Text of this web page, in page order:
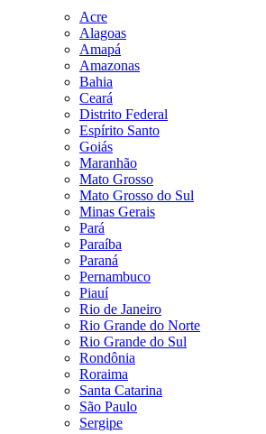
Acre
Alagoas
Amapá
Amazonas
Bahia
Ceará
Distrito Federal
Espírito Santo
Goiás
Maranhão
Mato Grosso
Mato Grosso do Sul
Minas Gerais
Pará
Paraíba
Paraná
Pernambuco
Piauí
Rio de Janeiro
Rio Grande do Norte
Rio Grande do Sul
Rondônia
Roraima
Santa Catarina
São Paulo
Sergipe